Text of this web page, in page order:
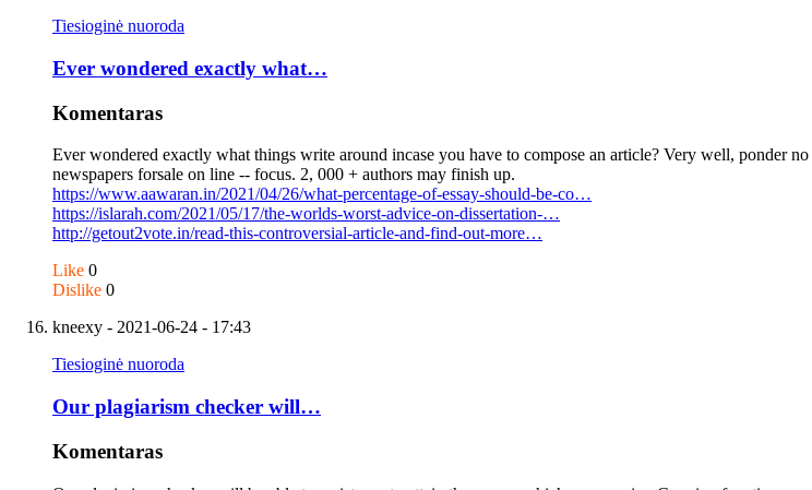
Tiesioginė nuoroda
Ever wondered exactly what…
Komentaras
Ever wondered exactly what things write around incase you have to compose an article? Very well, ponder
newspapers forsale on line -- focus. 2, 000 + authors may finish up.
https://www.aawaran.in/2021/04/26/what-percentage-of-essay-should-be-co…
https://islarah.com/2021/05/17/the-worlds-worst-advice-on-dissertation-…
http://getout2vote.in/read-this-controversial-article-and-find-out-more…
Like 0
Dislike 0
kneexy - 2021-06-24 - 17:43
Tiesioginė nuoroda
Our plagiarism checker will…
Komentaras